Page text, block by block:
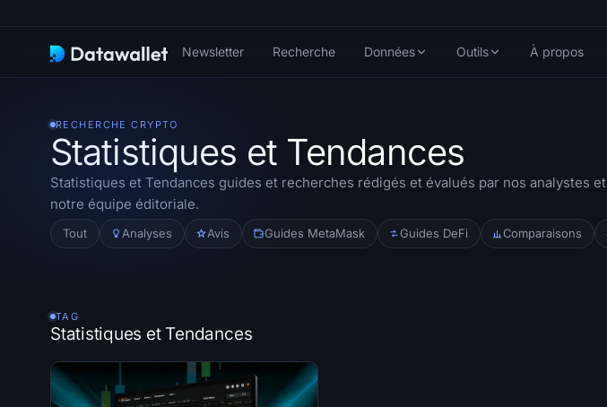
Newsletter Recherche Données Outils À propos
RECHERCHE CRYPTO
Statistiques et Tendances
Statistiques et Tendances guides et recherches rédigés et évalués par nos analystes et
notre équipe éditoriale.
Tout Analyses Avis Guides MetaMask Guides DeFi Comparaisons
TAG
Statistiques et Tendances